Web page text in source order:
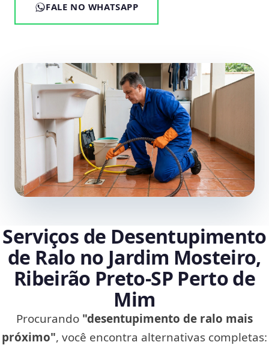
FALE NO WHATSAPP
Serviços de Desentupimento
de Ralo no Jardim Mosteiro,
Ribeirão Preto‑SP Perto de
Mim
Procurando "desentupimento de ralo mais
próximo", você encontra alternativas completas: